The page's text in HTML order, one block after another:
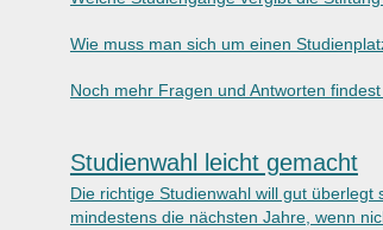
Wie muss man sich um einen
Noch mehr Fragen und Antworten
Studienwahl leicht gemacht
Die richtige Studienwahl will gut überlegt
mindestens die nächsten Jahre, wenn